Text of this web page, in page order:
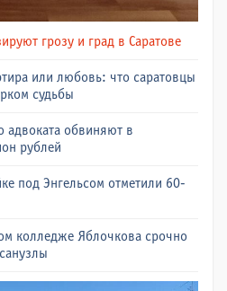
грозу и град в Саратове
или любовь: что саратовцы
судьбы
адвоката обвиняют в
рублей
под Энгельсом отметили 60-
колледже Яблочкова срочно